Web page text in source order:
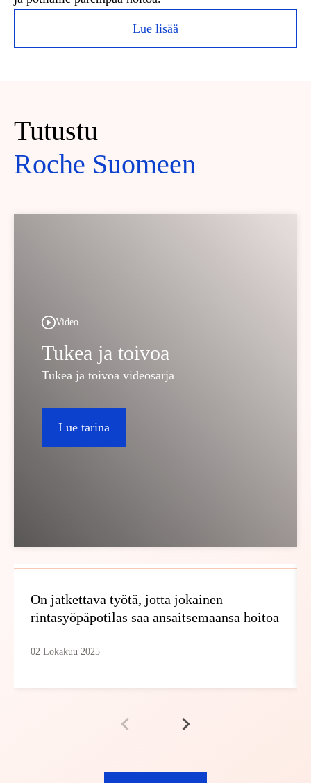
Lue lisää
Tutustu
Roche Suomeen
Video
Tukea ja toivoa
Tukea ja toivoa videosarja
Lue tarina
On jatkettava työtä, jotta jokainen
rintasyöpäpotilas saa ansaitsemaansa hoitoa
02 Lokakuu 2025